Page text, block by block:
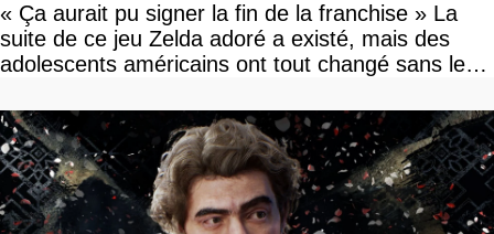
« Ça aurait pu signer la fin de la franchise » La
suite de ce jeu Zelda adoré a existé, mais des
adolescents américains ont tout changé sans le